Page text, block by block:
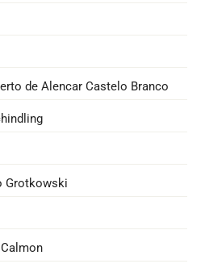
de Alencar Castelo Branco
Grotkowski